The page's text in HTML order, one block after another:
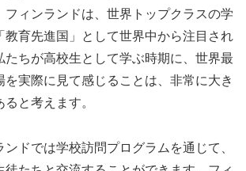
フィンランドは、世界トップクラスの学
教育先進国」として世界中から注目され
たちが高校生として学ぶ時期に、世界最
を実際に見て感じることは、非常に大き
と考えます。
ドでは学校訪問プログラムを通じて、